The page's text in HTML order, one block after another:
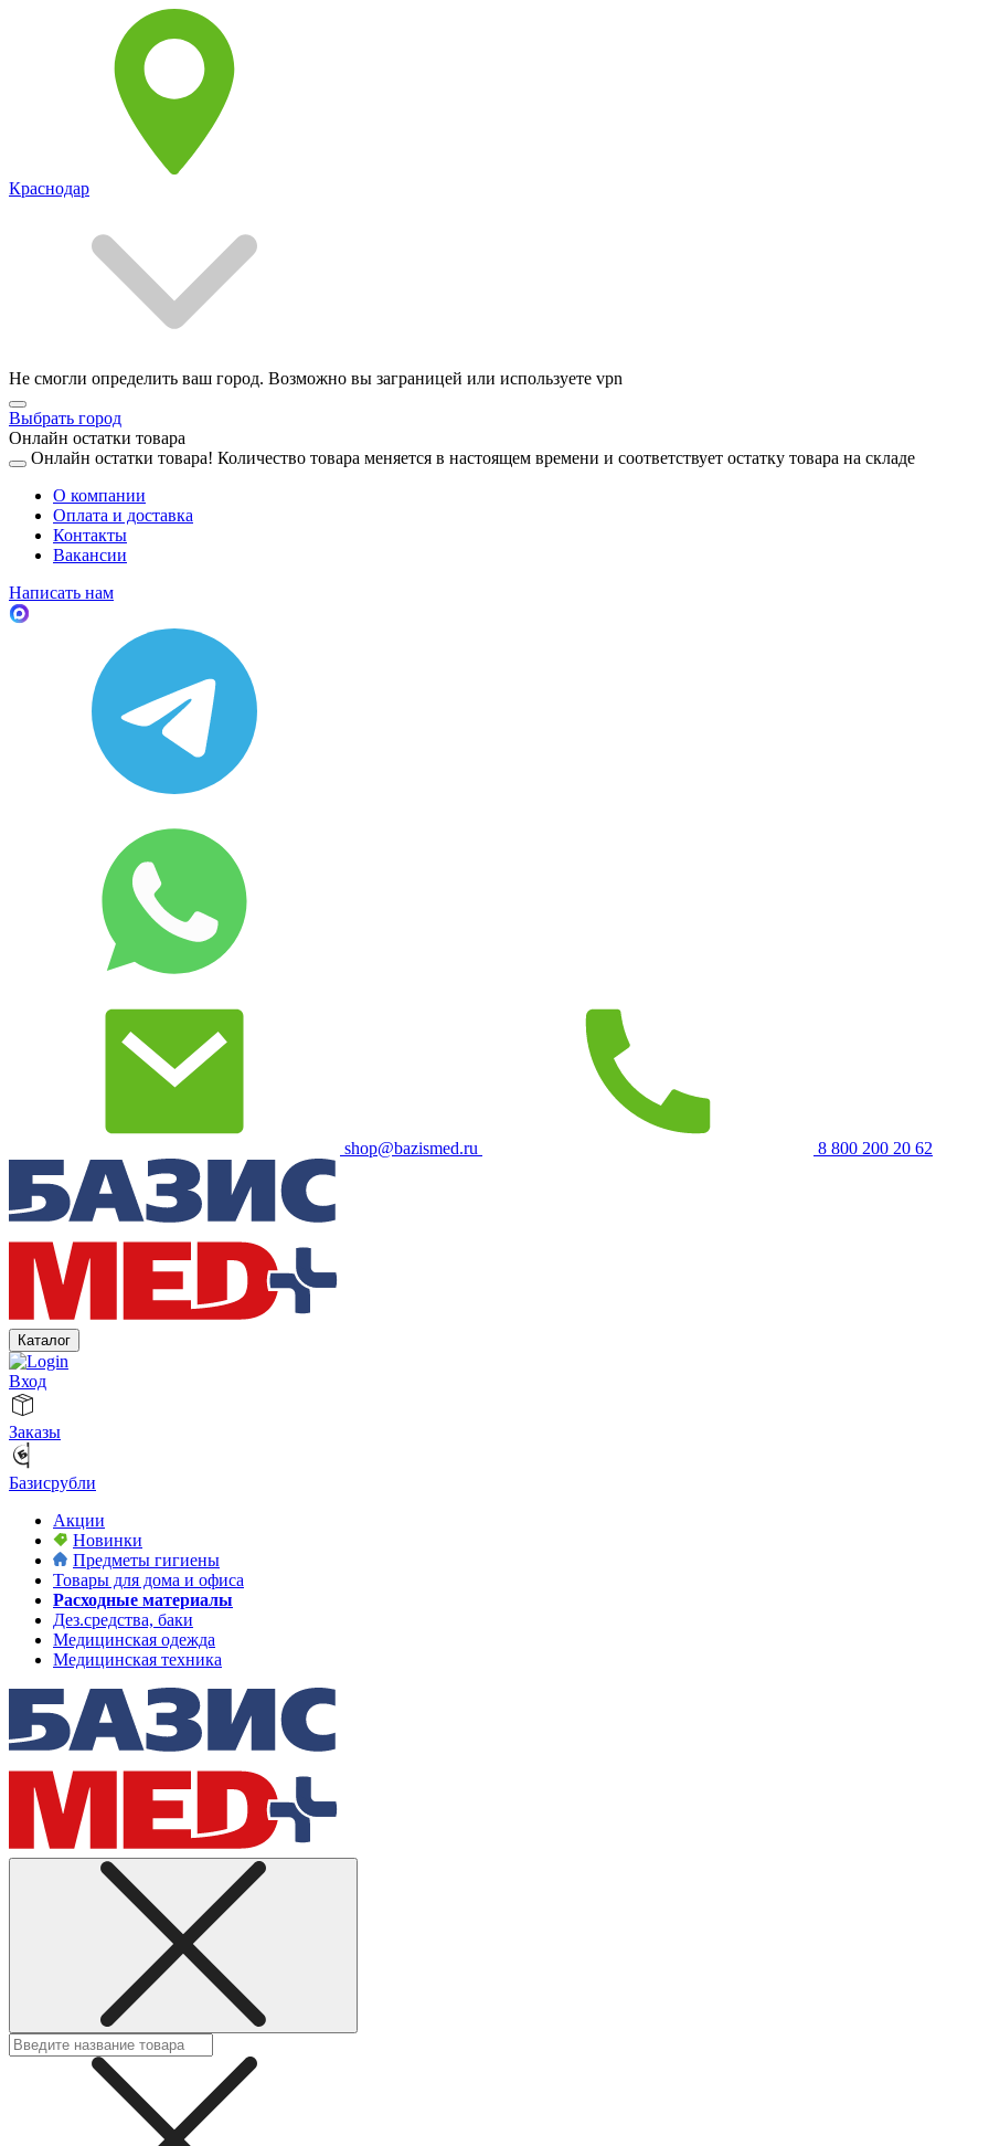
Краснодар
Не смогли определить ваш город. Возможно вы заграницей или используете vpn
Выбрать город
Онлайн остатки товара
Онлайн остатки товара! Количество товара меняется в настоящем времени и соответствует остатку товара на складе
О компании
Оплата и доставка
Контакты
Вакансии
Написать нам
shop@bazismed.ru 8 800 200 20 62
Каталог
Вход
Заказы
Базисрубли
Акции
Новинки
Предметы гигиены
Товары для дома и офиса
Расходные материалы
Дез.средства, баки
Медицинская одежда
Медицинская техника